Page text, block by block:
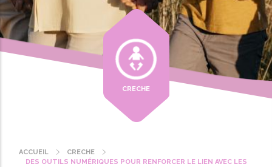
CRECHE
Fil
ACCUEIL
CRECHE
DES OUTILS NUMÉRIQUES POUR RENFORCER LE LIEN AVEC LES